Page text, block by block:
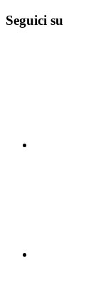
Seguici su